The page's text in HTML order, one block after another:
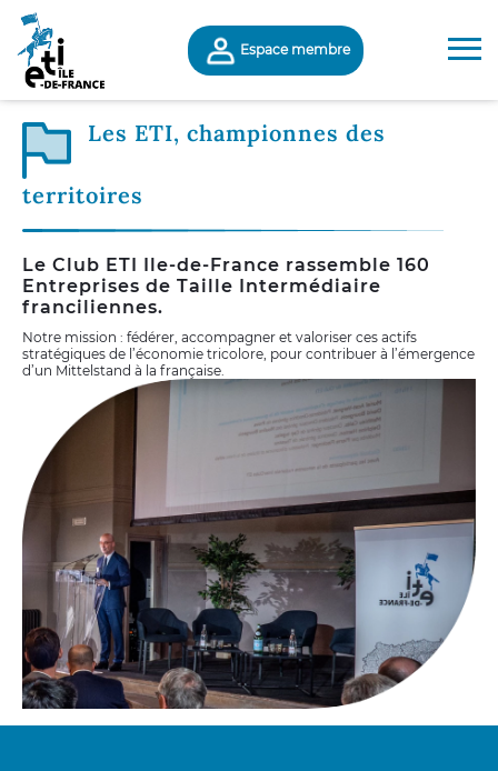
Espace membre
Les ETI, championnes des
territoires
Le Club ETI Ile-de-France rassemble 160
Entreprises de Taille Intermédiaire
franciliennes.
Notre mission : fédérer, accompagner et valoriser ces actifs
stratégiques de l’économie tricolore, pour contribuer à l’émergence
d’un Mittelstand à la française.